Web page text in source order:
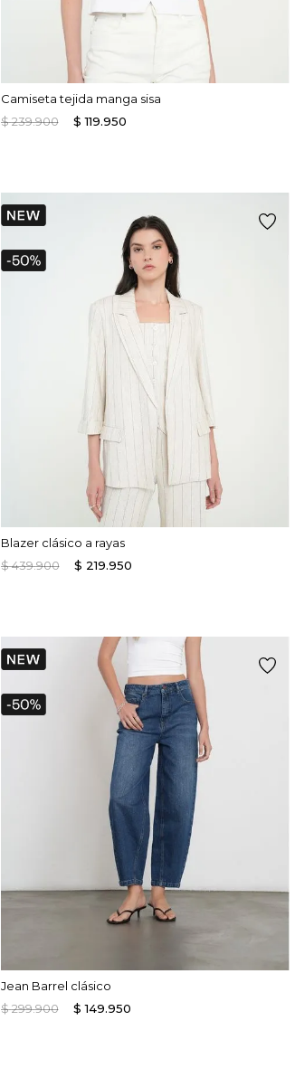
Camiseta tejida manga sisa
$239.900 $ 119.950
Blazer clásico a rayas
$439.900 $ 219.950
Jean Barrel clásico
$299.900 $ 149.950